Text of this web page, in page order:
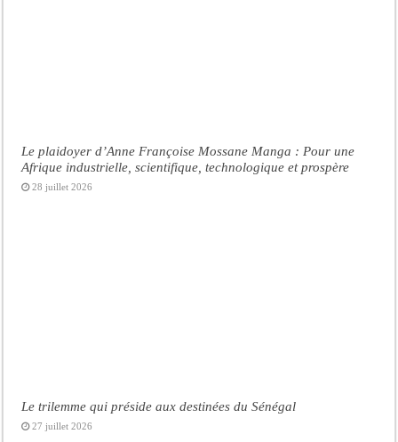
Le plaidoyer d’Anne Françoise Mossane Manga : Pour une
Afrique industrielle, scientifique, technologique et prospère
28 juillet 2026
Le trilemme qui préside aux destinées du Sénégal
27 juillet 2026